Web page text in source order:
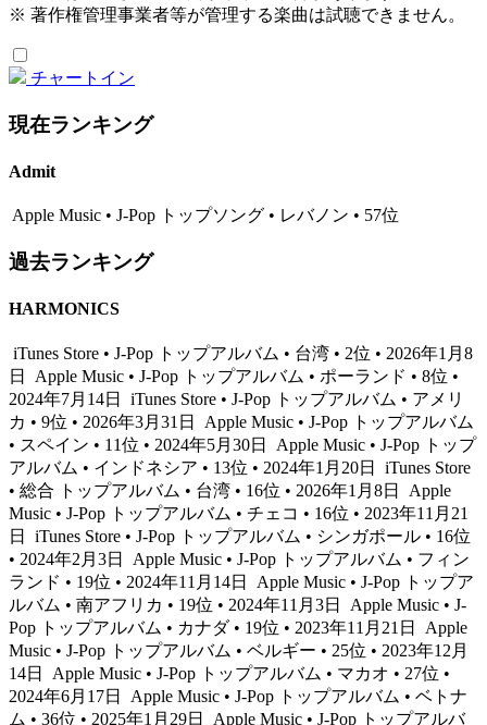
※ 著作権管理事業者等が管理する楽曲は試聴できません。
チャートイン
現在ランキング
Admit
Apple Music • J-Pop トップソング • レバノン • 57位
過去ランキング
HARMONICS
iTunes Store • J-Pop トップアルバム • 台湾 • 2位 • 2026年1月8
日
Apple Music • J-Pop トップアルバム • ポーランド • 8位 •
2024年7月14日
iTunes Store • J-Pop トップアルバム • アメリ
カ • 9位 • 2026年3月31日
Apple Music • J-Pop トップアルバム
• スペイン • 11位 • 2024年5月30日
Apple Music • J-Pop トップ
アルバム • インドネシア • 13位 • 2024年1月20日
iTunes Store
• 総合 トップアルバム • 台湾 • 16位 • 2026年1月8日
Apple
Music • J-Pop トップアルバム • チェコ • 16位 • 2023年11月21
日
iTunes Store • J-Pop トップアルバム • シンガポール • 16位
• 2024年2月3日
Apple Music • J-Pop トップアルバム • フィン
ランド • 19位 • 2024年11月14日
Apple Music • J-Pop トップア
ルバム • 南アフリカ • 19位 • 2024年11月3日
Apple Music • J-
Pop トップアルバム • カナダ • 19位 • 2023年11月21日
Apple
Music • J-Pop トップアルバム • ベルギー • 25位 • 2023年12月
14日
Apple Music • J-Pop トップアルバム • マカオ • 27位 •
2024年6月17日
Apple Music • J-Pop トップアルバム • ベトナ
ム • 36位 • 2025年1月29日
Apple Music • J-Pop トップアルバ